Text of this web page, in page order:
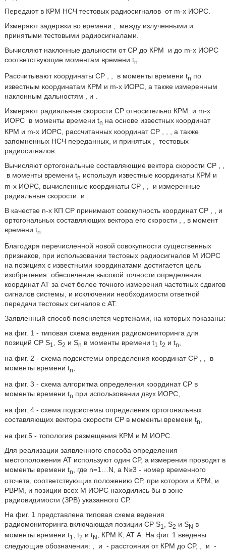
Передают в КРМ НСЧ тестовых радиосигналов от m-х ИОРС.
Измеряют задержки во времени
между излученными и
принятыми тестовыми радиосигналами.
Вычисляют наклонные дальности от CP до КРМ
и до m-х ИОРС
соответствующие моментам времени tn
Рассчитывают координаты CP
в моменты времени tn по
известным координатам КРМ и m-х ИОРС, а также измеренным
наклонным дальностям , и .
Измеряют радиальные скорости CP относительно КРМ
и m-х
ИОРС в моменты времени tn на основе известных координат
КРМ и m-х ИОРС, рассчитанных координат CP
, а также
запомненных НСЧ переданных, и принятых
тестовых
радиосигналов.
Вычисляют ортогональные составляющие вектора скорости CP
в моменты времени tn используя известные координаты КРМ и
m-х ИОРС, вычисленные координаты CP
и измеренные
радиальные скорости
и
В качестве n-х КП CP принимают совокупность координат CP
и
ортогональных составляющих вектора его скорости
в момент
времени tn
Благодаря перечисленной новой совокупности существенных
признаков, при использовании тестовых радиосигналов М ИОРС
на позициях с известными координатами достигается цель
изобретения: обеспечение высокой точности определения
координат AT за счет более точного измерения частотных сдвигов
сигналов системы, и исключении необходимости ответной
передачи тестовых сигналов с AT.
Заявленный способ поясняется чертежами, на которых показаны:
на фиг. 1 - типовая схема ведения радиомониторинга для
позиций CP S1 , S2 и Sn в моменты времени t1 t2 и tn
на фиг. 2 - схема подсистемы определения координат CP , ,
в
моменты времени tn,
на фиг. 3 - схема алгоритма определения координат CP в
моменты времени tn при использовании двух ИОРС,
на фиг. 4 - схема подсистемы определения ортогональных
составляющих вектора скорости CP в моменты времени tn
на фиг.5 - топология размещения КРМ и М ИОРС.
Для реализации заявленного способа определения
местоположения AT используют один CP, а измерения проводят в
моменты времени tn
, где n=1…N, a N≥3 - номер временного
отсчета, соответствующих положению CP, при котором и КРМ, и
РВРМ, и позиции всех М ИОРС находились бы в зоне
радиовидимости (ЗРВ) указанного СР.
На фиг. 1 представлена типовая схема ведения
радиомониторинга включающая позиции CP S1 , S2 и SN в
моменты времени t1 , t2 и tN , КРМ K, AT А. На фиг. 1 введены
следующие обозначения: , и - расстояния от КРМ до CP, , и -